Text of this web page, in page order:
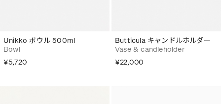
Unikko ボウル 500ml
Bowl
¥5,720
Butticula キャンドルホルダー
Vase & candleholder
¥22,000